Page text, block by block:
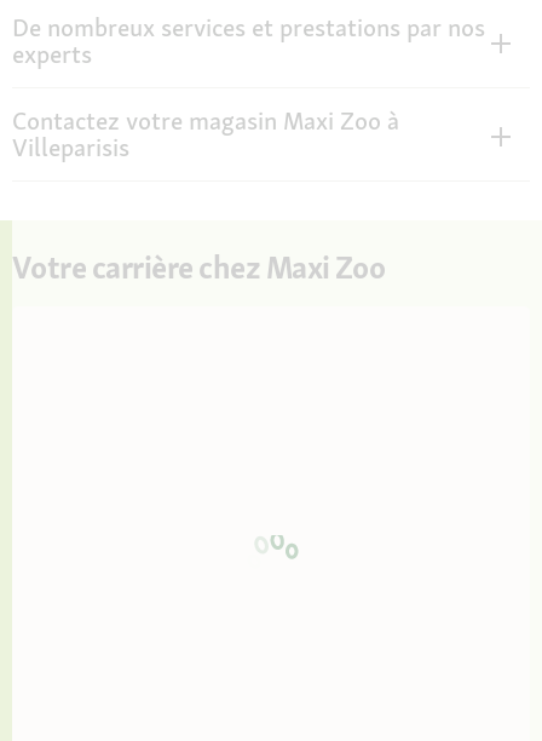
De nombreux services et prestations par nos
experts
Contactez votre magasin Maxi Zoo à
Villeparisis
Votre carrière chez Maxi Zoo